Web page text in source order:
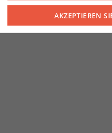
AKZEPTIEREN